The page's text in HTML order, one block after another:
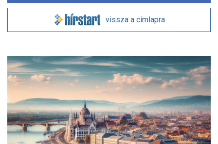
vissza a címlapra